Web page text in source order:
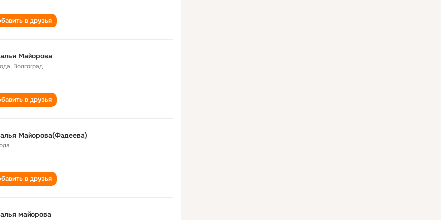
в друзья
Майорова
, Волгоград
в друзья
Майорова(Фадеева)
в друзья
майорова